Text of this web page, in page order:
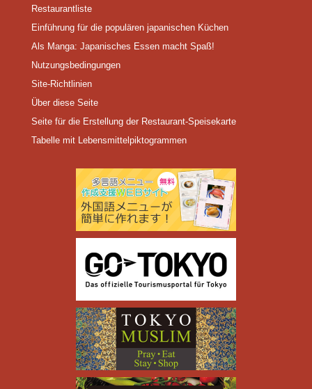
Restaurantliste
Einführung für die populären japanischen Küchen
Als Manga: Japanisches Essen macht Spaß!
Nutzungsbedingungen
Site-Richtlinien
Über diese Seite
Seite für die Erstellung der Restaurant-Speisekarte
Tabelle mit Lebensmittelpiktogrammen